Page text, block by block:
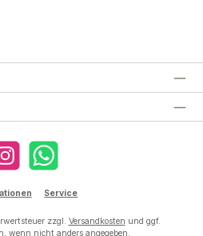
WhatsApp
Service
zzgl. Versandkosten und ggf.
wenn nicht anders angegeben.